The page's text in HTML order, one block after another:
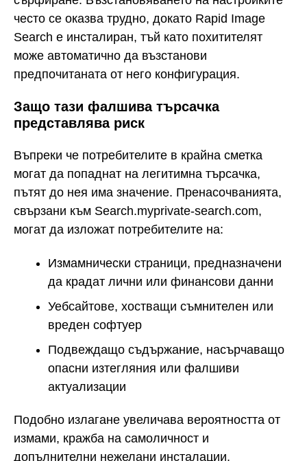
често се оказва трудно, докато Rapid Image
Search е инсталиран, тъй като похитителят
може автоматично да възстанови
предпочитаната от него конфигурация.
Защо тази фалшива търсачка
представлява риск
Въпреки че потребителите в крайна сметка
могат да попаднат на легитимна търсачка,
пътят до нея има значение. Пренасочванията,
свързани към Search.myprivate-search.com,
могат да изложат потребителите на:
Измамнически страници, предназначени
да крадат лични или финансови данни
Уебсайтове, хостващи съмнителен или
вреден софтуер
Подвеждащо съдържание, насърчаващо
опасни изтегляния или фалшиви
актуализации
Подобно излагане увеличава вероятността от
измами, кражба на самоличност и
допълнителни нежелани инсталации.